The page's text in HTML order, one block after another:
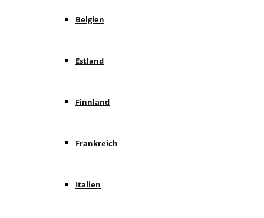
Belgien
Estland
Finnland
Frankreich
Italien